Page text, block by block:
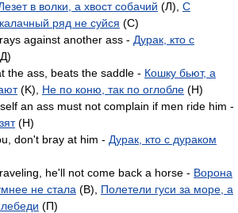
в волки, а хвост собачий (Л), С
ряд не суйся (C)
against another ass - Дурак, кто с
the ass, beats the saddle - Кошку бьют, а
(K), Не по коню, так по оглобле (H)
an ass must not complain if men ride him -
(H)
don't bray at him - Дурак, кто с дураком
he'll not come back a horse - Ворона
не стала (B), Полетели гуси за море, а
(П)